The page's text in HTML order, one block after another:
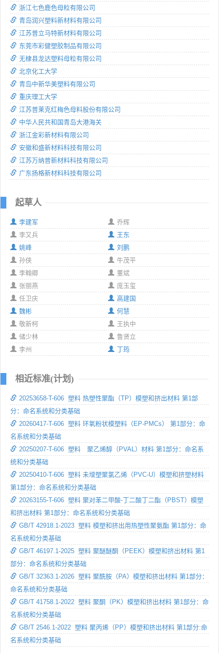
浙江七色鹿色母粒有限公司
青岛润兴塑料新材料有限公司
江苏普立马特新材料有限公司
东莞市彩健塑胶制品有限公司
无棣县龙达塑料母粒有限公司
北京化工大学
青岛中新华美塑料有限公司
重庆理工大学
江苏普莱克红梅色母料股份有限公司
中华人民共和国青岛大港海关
浙江金彩新材料有限公司
安徽和盛新材料科技有限公司
江苏万纳普新材料科技有限公司
广东扬格新材料科技有限公司
起草人
李建军
乔辉
李又兵
王东
姚峰
刘鹏
孙侠
牛茂平
李翰卿
董斌
张丽燕
庞玉玺
任卫庆
高建国
魏彬
何慧
敬新柯
王执中
储少林
鲁贤立
李州
丁筠
相近标准(计划)
20253658-T-606 塑料 热塑性聚酯（TP）模塑和挤出材料 第1部
分：命名系统和分类基础
20260417-T-606 塑料 环氧粉状模塑料（EP-PMCs） 第1部分：命
名系统和分类基础
20250207-T-606 塑料 聚乙烯醇（PVAL）材料 第1部分：命名系
统和分类基础
20250410-T-606 塑料 未增塑聚氯乙烯（PVC-U）模塑和挤塑材料
第1部分：命名系统和分类基础
20263155-T-606 塑料 聚对苯二甲酸-丁二酸丁二酯（PBST）模塑
和挤出材料 第1部分：命名系统和分类基础
GB/T 42918.1-2023 塑料 模塑和挤出用热塑性聚氨酯 第1部分：命
名系统和分类基础
GB/T 46197.1-2025 塑料 聚醚醚酮（PEEK）模塑和挤出材料 第1
部分：命名系统和分类基础
GB/T 32363.1-2026 塑料 聚酰胺（PA）模塑和挤出材料 第1部分：
命名系统和分类基础
GB/T 41758.1-2022 塑料 聚酮（PK）模塑和挤出材料 第1部分：命
名系统和分类基础
GB/T 2546.1-2022 塑料 聚丙烯（PP）模塑和挤出材料 第1部分:命
名系统和分类基础